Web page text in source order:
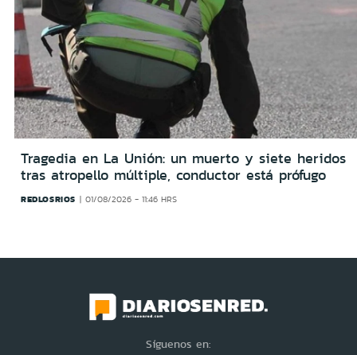
Tragedia en La Unión: un muerto y siete heridos
tras atropello múltiple, conductor está prófugo
REDLOSRIOS 01/08/2026 - 11:46 HRS
Síguenos en: